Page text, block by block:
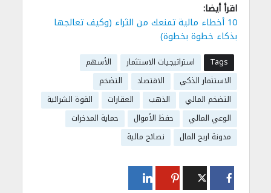
اقرأ أيضا:
10 أخطاء مالية تمنعك من الثراء (وكيف تعالجها
بذكاء خطوة بخطوة)
Tags استراتيجيات الاستثمار
الأسهم
الاستثمار الذكي
الاقتصاد
التضخم
التضخم المالي
الذهب العقارات
القوة الشرائية
الوعي المالي
حفظ الأموال
حماية المدخرات
مدونة اربح المال
نصائح مالية